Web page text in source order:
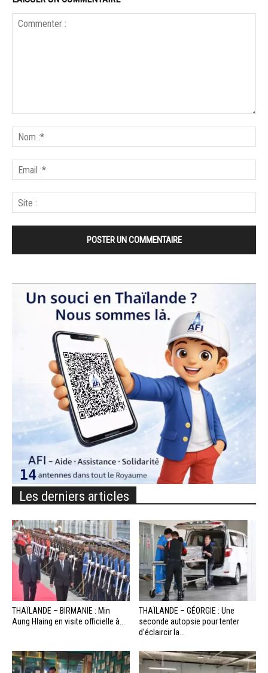
Les derniers articles
THAÏLANDE – BIRMANIE : Min
Aung Hlaing en visite officielle à...
THAÏLANDE – GÉORGIE : Une
seconde autopsie pour tenter
d’éclaircir la...